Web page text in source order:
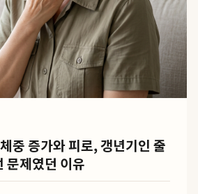
중 증가와 피로, 갱년기인 줄
문제였던 이유